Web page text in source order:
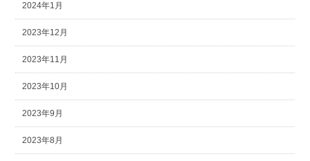
2024年1月
2023年12月
2023年11月
2023年10月
2023年9月
2023年8月